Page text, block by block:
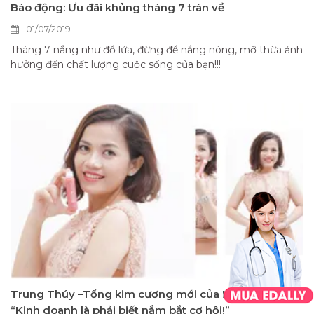
Báo động: Ưu đãi khủng tháng 7 tràn về
01/07/2019
Tháng 7 nắng như đổ lửa, đừng để nắng nóng, mỡ thừa ảnh
hưởng đến chất lượng cuộc sống của bạn!!!
Trung Thúy –Tổng kim cương mới của Edally BH:
“Kinh doanh là phải biết nắm bắt cơ hội!”